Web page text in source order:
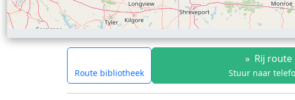
Route bibliotheek
» Rij route
Stuur naar